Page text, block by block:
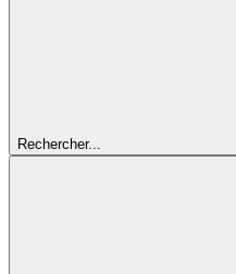
Rechercher...